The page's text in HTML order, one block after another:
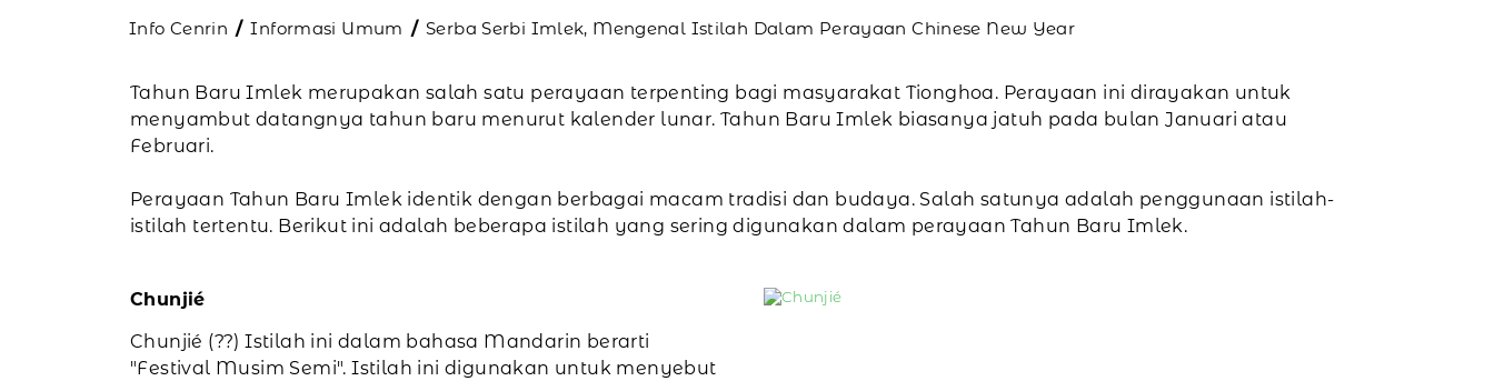
Info Cenrin Informasi Umum Serba Serbi Imlek, Mengenal Istilah Dalam Perayaan Chinese New Year
Tahun Baru Imlek merupakan salah satu perayaan terpenting bagi masyarakat Tionghoa. Perayaan ini dirayakan untuk
menyambut datangnya tahun baru menurut kalender lunar. Tahun Baru Imlek biasanya jatuh pada bulan Januari atau
Februari.
Perayaan Tahun Baru Imlek identik dengan berbagai macam tradisi dan budaya. Salah satunya adalah penggunaan istilah-
istilah tertentu. Berikut ini adalah beberapa istilah yang sering digunakan dalam perayaan Tahun Baru Imlek.
Chunjié
Chunjié (??) Istilah ini dalam bahasa Mandarin berarti
"Festival Musim Semi". Istilah ini digunakan untuk menyebut